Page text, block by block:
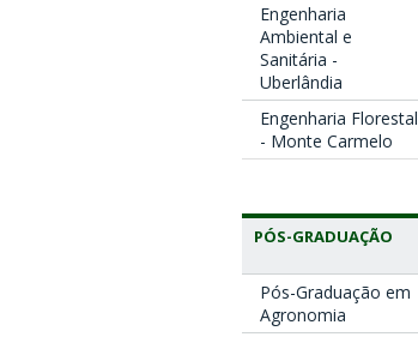
Engenharia
Ambiental e
Sanitária -
Uberlândia
Engenharia Florestal
- Monte Carmelo
PÓS-GRADUAÇÃO
Pós-Graduação em
Agronomia